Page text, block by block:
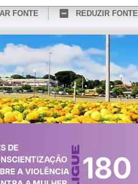
FONTE
REDUZIR FONTE